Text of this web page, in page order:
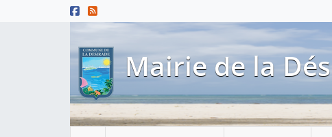
Menu principal
Contenu principal
Mairie de la